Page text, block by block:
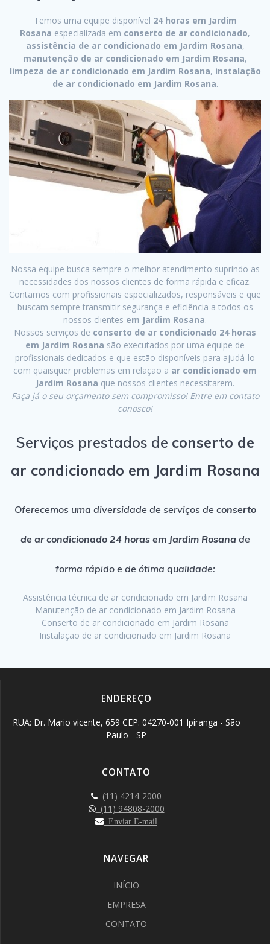
Temos uma equipe disponível 24 horas em Jardim
Rosana especializada em conserto de ar condicionado,
assistência de ar condicionado em Jardim Rosana,
manutenção de ar condicionado em Jardim Rosana,
limpeza de ar condicionado em Jardim Rosana, instalação
de ar condicionado em Jardim Rosana.
Nossa equipe busca sempre o melhor atendimento suprindo as
necessidades dos nossos clientes de forma rápida e eficaz.
Contamos com profissionais especializados, responsáveis e que
buscam sempre transmitir segurança e eficiência a todos os
nossos clientes em Jardim Rosana.
Nossos serviços de conserto de ar condicionado 24 horas
em Jardim Rosana são executados por uma equipe de
profissionais dedicados e que estão disponíveis para ajudá-lo
com quaisquer problemas em relação a ar condicionado em
Jardim Rosana que nossos clientes necessitarem.
Faça já o seu orçamento sem compromisso! Entre em contato
conosco!
Serviços prestados de conserto de
ar condicionado em Jardim Rosana
Oferecemos uma diversidade de serviços de conserto
de ar condicionado 24 horas em Jardim Rosana de
forma rápido e de ótima qualidade:
Assistência técnica de ar condicionado em Jardim Rosana
Manutenção de ar condicionado em Jardim Rosana
Conserto de ar condicionado em Jardim Rosana
Instalação de ar condicionado em Jardim Rosana
ENDEREÇO
RUA: Dr. Mario vicente, 659 CEP: 04270-001 Ipiranga - São
Paulo - SP
CONTATO
(11) 4214-2000
(11) 94808-2000
Enviar E-mail
NAVEGAR
INÍCIO
EMPRESA
CONTATO